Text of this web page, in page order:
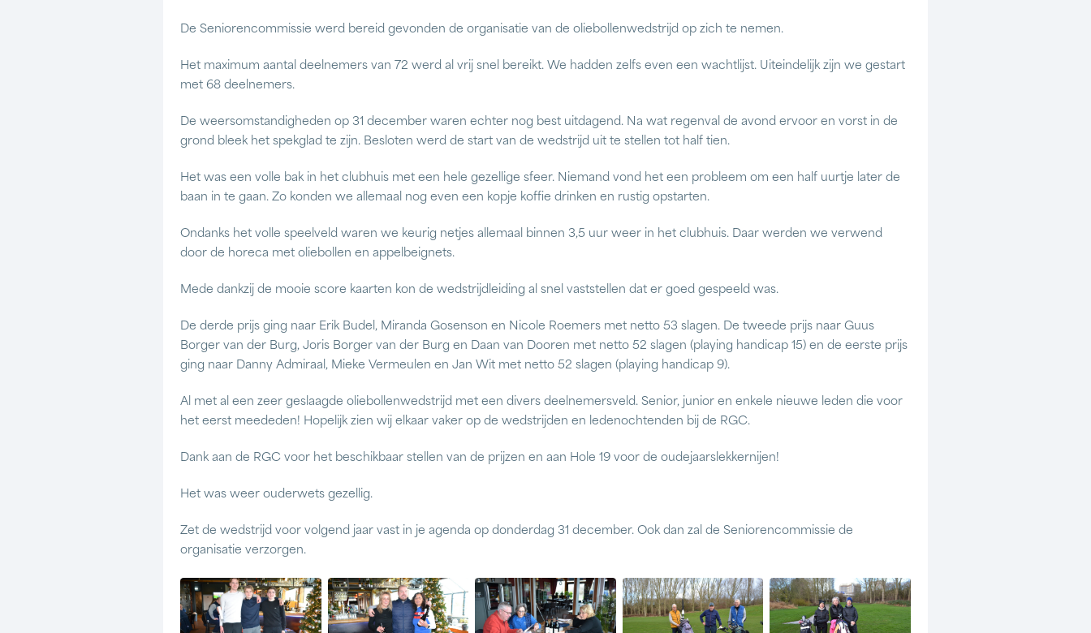
De Seniorencommissie werd bereid gevonden de organisatie van de oliebollenwedstrijd op zich te nemen.
Het maximum aantal deelnemers van 72 werd al vrij snel bereikt. We hadden zelfs even een wachtlijst. Uiteindelijk zijn we gestart
met 68 deelnemers.
De weersomstandigheden op 31 december waren echter nog best uitdagend. Na wat regenval de avond ervoor en vorst in de
grond bleek het spekglad te zijn. Besloten werd de start van de wedstrijd uit te stellen tot half tien.
Het was een volle bak in het clubhuis met een hele gezellige sfeer. Niemand vond het een probleem om een half uurtje later de
baan in te gaan. Zo konden we allemaal nog even een kopje koffie drinken en rustig opstarten.
Ondanks het volle speelveld waren we keurig netjes allemaal binnen 3,5 uur weer in het clubhuis. Daar werden we verwend
door de horeca met oliebollen en appelbeignets.
Mede dankzij de mooie score kaarten kon de wedstrijdleiding al snel vaststellen dat er goed gespeeld was.
De derde prijs ging naar Erik Budel, Miranda Gosenson en Nicole Roemers met netto 53 slagen. De tweede prijs naar Guus
Borger van der Burg, Joris Borger van der Burg en Daan van Dooren met netto 52 slagen (playing handicap 15) en de eerste prijs
ging naar Danny Admiraal, Mieke Vermeulen en Jan Wit met netto 52 slagen (playing handicap 9).
Al met al een zeer geslaagde oliebollenwedstrijd met een divers deelnemersveld. Senior, junior en enkele nieuwe leden die voor
het eerst meededen! Hopelijk zien wij elkaar vaker op de wedstrijden en ledenochtenden bij de RGC.
Dank aan de RGC voor het beschikbaar stellen van de prijzen en aan Hole 19 voor de oudejaarslekkernijen!
Het was weer ouderwets gezellig.
Zet de wedstrijd voor volgend jaar vast in je agenda op donderdag 31 december. Ook dan zal de Seniorencommissie de
organisatie verzorgen.